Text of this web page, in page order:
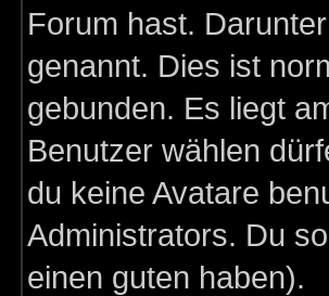
Forum hast.
genannt. Dies ist
gebunden. Es liegt
Benutzer wählen
du keine Avatare
Administrators. Du
einen guten haben).